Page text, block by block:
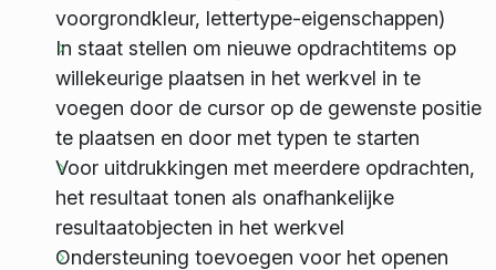
voorgrondkleur, lettertype-eigenschappen)
In staat stellen om nieuwe opdrachtitems op
willekeurige plaatsen in het werkvel in te
voegen door de cursor op de gewenste positie
te plaatsen en door met typen te starten
Voor uitdrukkingen met meerdere opdrachten,
het resultaat tonen als onafhankelijke
resultaatobjecten in het werkvel
Ondersteuning toevoegen voor het openen